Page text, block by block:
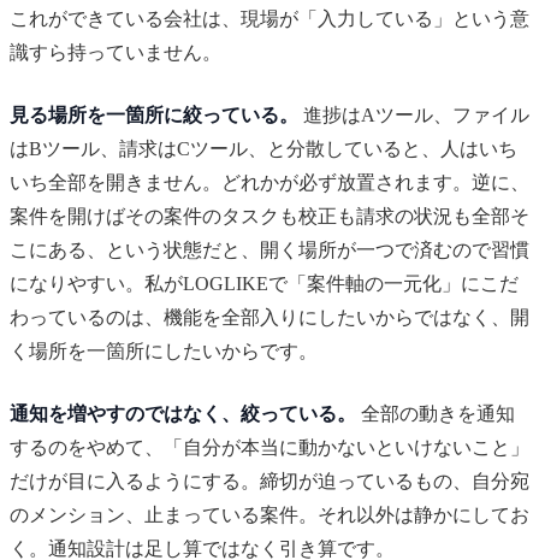
これができている会社は、現場が「入力している」という意
識すら持っていません。
見る場所を一箇所に絞っている。
進捗はAツール、ファイル
はBツール、請求はCツール、と分散していると、人はいち
いち全部を開きません。どれかが必ず放置されます。逆に、
案件を開けばその案件のタスクも校正も請求の状況も全部そ
こにある、という状態だと、開く場所が一つで済むので習慣
になりやすい。私がLOGLIKEで「案件軸の一元化」にこだ
わっているのは、機能を全部入りにしたいからではなく、開
く場所を一箇所にしたいからです。
通知を増やすのではなく、絞っている。
全部の動きを通知
するのをやめて、「自分が本当に動かないといけないこと」
だけが目に入るようにする。締切が迫っているもの、自分宛
のメンション、止まっている案件。それ以外は静かにしてお
く。通知設計は足し算ではなく引き算です。